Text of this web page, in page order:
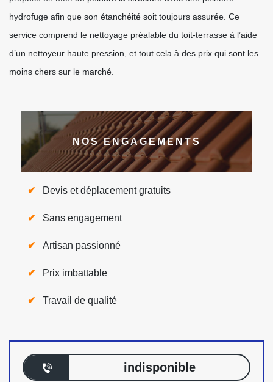
hydrofuge afin que son étanchéité soit toujours assurée. Ce
service comprend le nettoyage préalable du toit-terrasse à l’aide
d’un nettoyeur haute pression, et tout cela à des prix qui sont les
moins chers sur le marché.
NOS ENGAGEMENTS
Devis et déplacement gratuits
Sans engagement
Artisan passionné
Prix imbattable
Travail de qualité
indisponible